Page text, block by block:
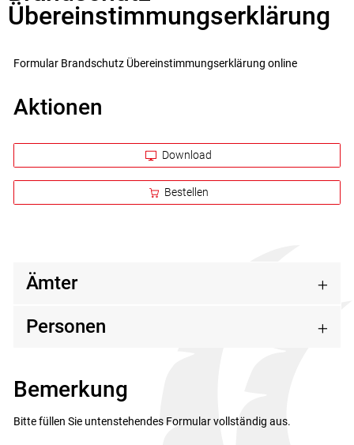
Übereinstimmungserklärung
Formular Brandschutz Übereinstimmungserklärung online
Aktionen
Download
Bestellen
Zugehörige Objekte
Ämter
Personen
Bemerkung
Bitte füllen Sie untenstehendes Formular vollständig aus.